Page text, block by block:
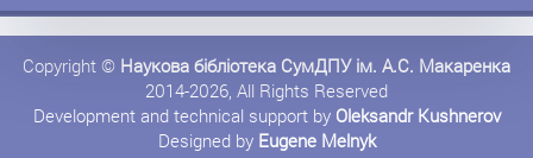
Copyright © Наукова бібліотека СумДПУ ім. А.С. Макаренка
2014-2026, All Rights Reserved
Development and technical support by Oleksandr Kushnerov
Designed by Eugene Melnyk